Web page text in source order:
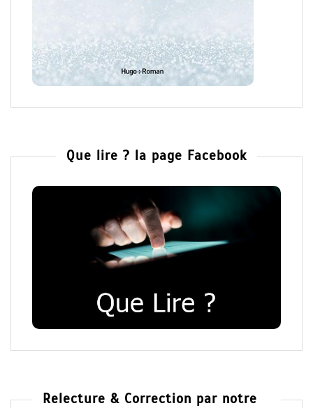
Que lire ? la page Facebook
Relecture & Correction par notre